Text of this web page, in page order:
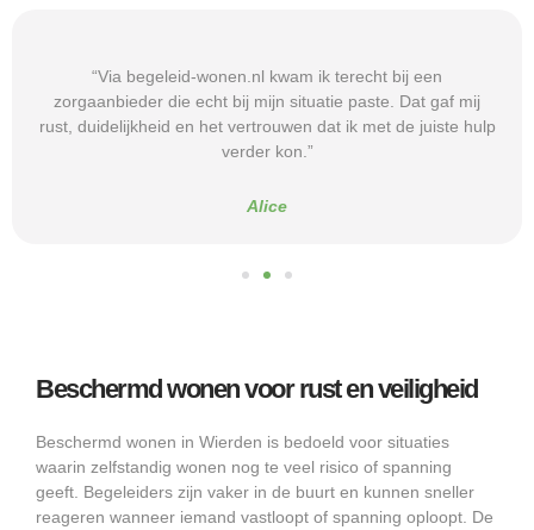
“Via begeleid-wonen.nl kwam ik terecht bij een
zorgaanbieder die echt bij mijn situatie paste. Dat gaf mij
rust, duidelijkheid en het vertrouwen dat ik met de juiste hulp
verder kon.”
Alice
Beschermd wonen voor rust en veiligheid
Beschermd wonen in Wierden is bedoeld voor situaties
waarin zelfstandig wonen nog te veel risico of spanning
geeft. Begeleiders zijn vaker in de buurt en kunnen sneller
reageren wanneer iemand vastloopt of spanning oploopt. De